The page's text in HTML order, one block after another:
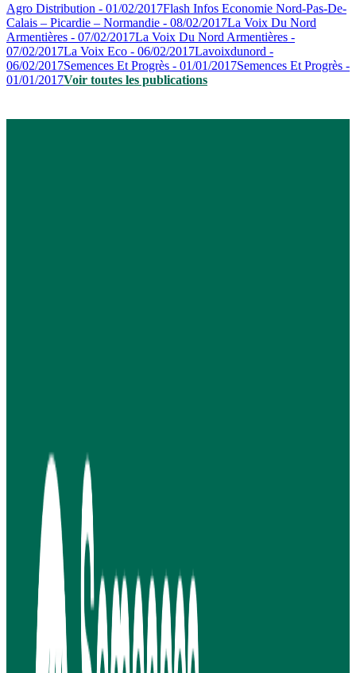
Agro Distribution - 01/02/2017Flash Infos Economie Nord-Pas-De-
Calais – Picardie – Normandie - 08/02/2017La Voix Du Nord
Armentières - 07/02/2017La Voix Du Nord Armentières -
07/02/2017La Voix Eco - 06/02/2017Lavoixdunord -
06/02/2017Semences Et Progrès - 01/01/2017Semences Et Progrès -
01/01/2017Voir toutes les publications